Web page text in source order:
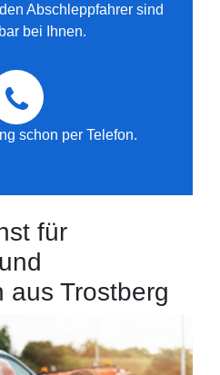
Abschleppfahrer sind
bei Ihnen.
schon per Telefon.
für
aus Trostberg